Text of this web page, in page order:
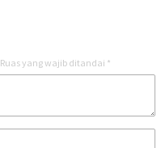
Ruas yang wajib ditandai *